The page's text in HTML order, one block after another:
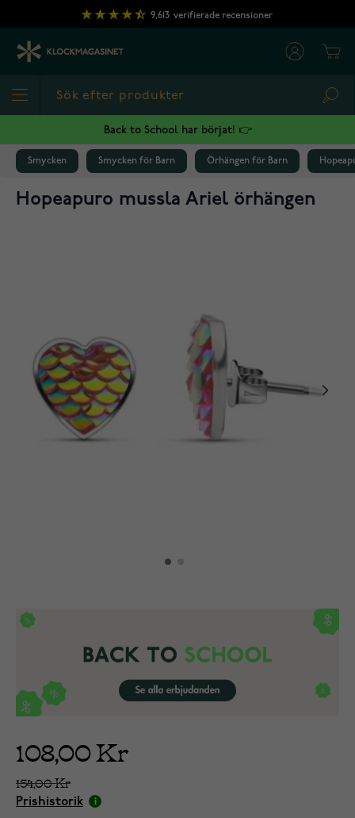
Hoppa till innehållet
9,613 verifierade recensioner
Back to School har börjat! 👉
Smycken Smycken för Barn Örhängen för Barn
Hopeapuro mussla Ariel örhängen
108,00 Kr
154,00 Kr
Prishistorik